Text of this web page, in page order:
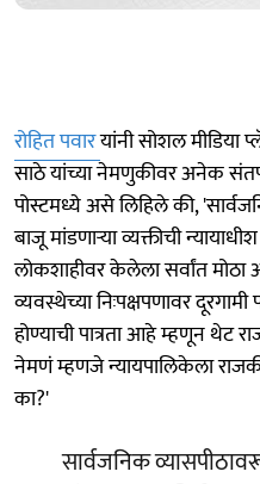
रोहित पवारयांनी सोशल मीडिया
साठे यांच्या नेमणुकीवर अनेक
पोस्टमध्ये असे लिहिले की,
बाजू मांडणाऱ्या व्यक्तीची
लोकशाहीवर केलेला सर्वांत मोठा
व्यवस्थेच्या निःपक्षपणावर
होण्याची पात्रता आहे म्हणून थेट
नेमणं म्हणजे न्यायपालिकेला
का?'
सार्वजनिक